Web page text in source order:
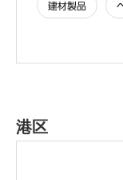
建材製品
港区